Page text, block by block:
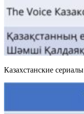
Казахстанские сериалы